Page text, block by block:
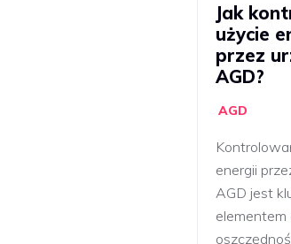
Jak
użycie
przez
AGD?
AGD
energii
AGD jest
elementem